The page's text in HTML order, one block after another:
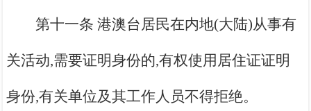
第十一条 港澳台居民在内地(大陆)从事有
关活动,需要证明身份的,有权使用居住证证明
身份,有关单位及其工作人员不得拒绝。